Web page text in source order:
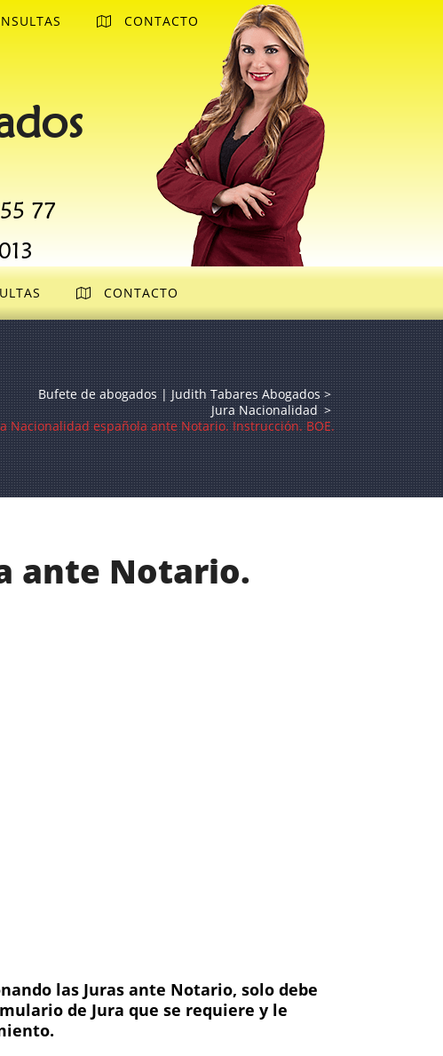
77
CONTACTO
CONTACTO
Bufete de abogados | Judith Tabares Abogados>
Jura Nacionalidad >
Nacionalidad española ante Notario. Instrucción. BOE.
ante Notario.
las Juras ante Notario, solo debe
de Jura que se requiere y le